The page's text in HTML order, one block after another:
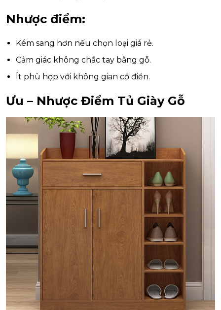
Nhược điểm:
Kém sang hơn nếu chọn loại giá rẻ.
Cảm giác không chắc tay bằng gỗ.
Ít phù hợp với không gian cổ điển.
Ưu – Nhược Điểm Tủ Giày Gỗ